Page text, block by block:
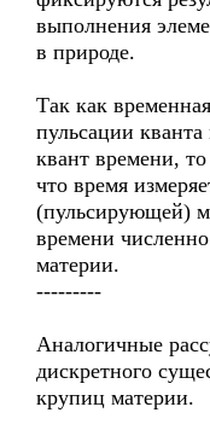
выполнения
в природе.
Так как
пульсации кванта
квант времени, то
что время
(пульсирующей)
времени
материи.
---------
Аналогичные
дискретного
крупиц материи.